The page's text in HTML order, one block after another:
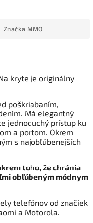
Značka MMO
kryte je originálny
poškriabaním,
Má elegantný
jednoduchý prístup ku
a portom. Okrem
s najobľúbenejších
toho, že chránia
obľúbeným módnym
telefónov od značiek
a Motorola.